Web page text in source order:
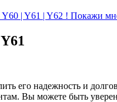
| Y61 | Y62 ! Покажи
его надежность и
Вы можете быть